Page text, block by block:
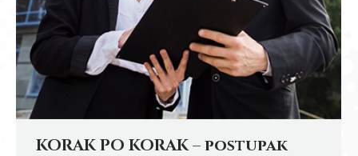
KORAK PO KORAK – postupak